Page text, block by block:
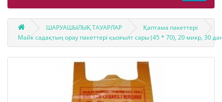
ШАРУАШЫЛЫҚ ТАУАРЛАР
Қаптама пакеттері
Майк садақтың орау пакеттері қызғылт сары (45 * 70), 20 микр, 30